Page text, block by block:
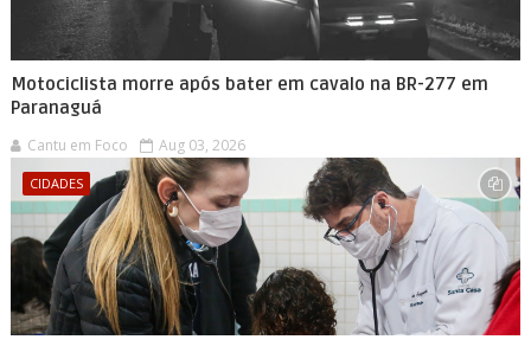
Motociclista morre após bater em cavalo na BR-277 em
Paranaguá
Cantu em Foco Aug 03, 2026
CIDADES